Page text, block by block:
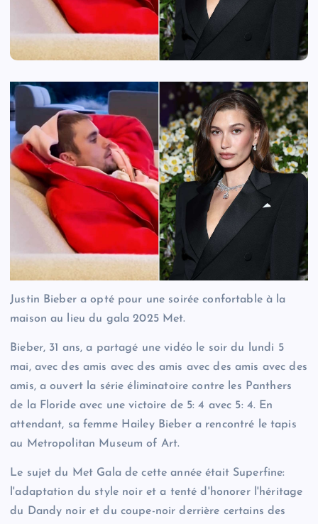
Justin Bieber a opté pour une soirée confortable à la
maison au lieu du gala 2025 Met.
Bieber, 31 ans, a partagé une vidéo le soir du lundi 5
mai, avec des amis avec des amis avec des amis avec des
amis, a ouvert la série éliminatoire contre les Panthers
de la Floride avec une victoire de 5: 4 avec 5: 4. En
attendant, sa femme Hailey Bieber a rencontré le tapis
au Metropolitan Museum of Art.
Le sujet du Met Gala de cette année était Superfine:
l'adaptation du style noir et a tenté d'honorer l'héritage
du Dandy noir et du coupe-noir derrière certains des